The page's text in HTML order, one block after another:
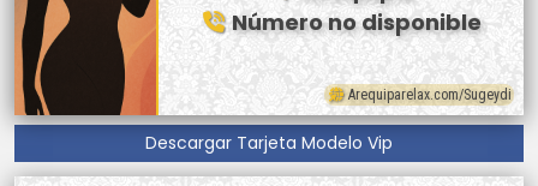
Número no disponible
Arequiparelax.com/Sugeydi
Descargar Tarjeta Modelo Vip